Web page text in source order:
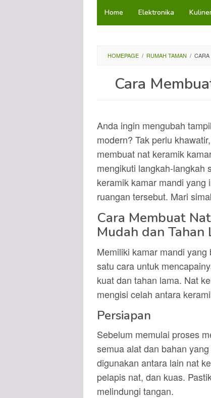
LoncatHome Elektronika
HOMEPAGE / RUMAH TAMAN / CARA
Cara
Anda ingin mengubah
modern? Tak perlu
membuat nat keramik
mengikuti langkah-langkah
keramik kamar mandi yang
ruangan tersebut. Mari
Cara Membuat
Mudah dan Tahan
Memiliki kamar mandi
satu cara untuk
kuat dan tahan lama. Nat
mengisi celah antara
Persiapan
Sebelum memulai proses
semua alat dan bahan
digunakan antara lain nat
pelapis nat, dan kuas.
melindungi tangan.